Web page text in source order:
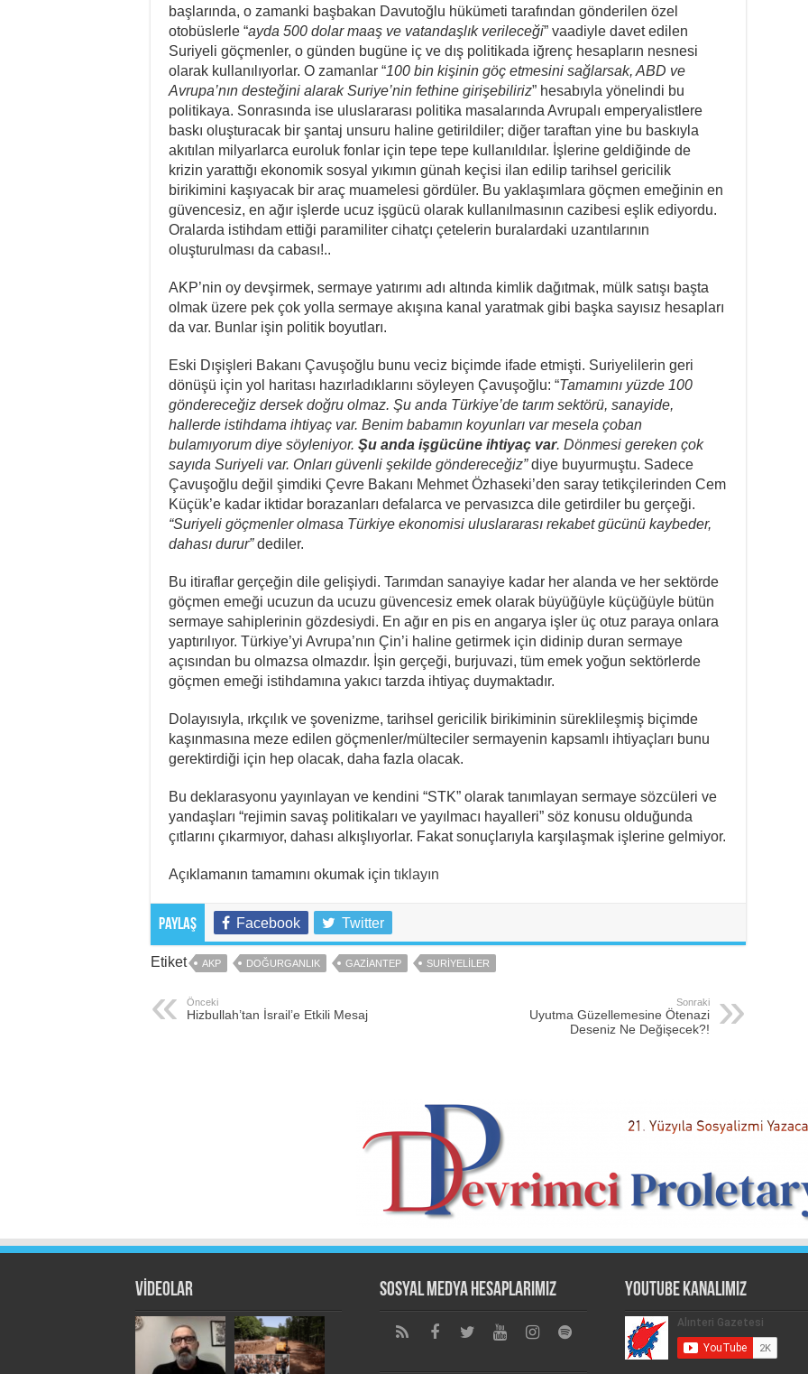
başlarında, o zamanki başbakan Davutoğlu hükümeti tarafından gönderilen özel
otobüslerle “ayda 500 dolar maaş ve vatandaşlık verileceği” vaadiyle davet edilen
Suriyeli göçmenler, o günden bugüne iç ve dış politikada iğrenç hesapların nesnesi
olarak kullanılıyorlar. O zamanlar “100 bin kişinin göç etmesini sağlarsak, ABD ve
Avrupa’nın desteğini alarak Suriye’nin fethine girişebiliriz” hesabıyla yönelindi bu
politikaya. Sonrasında ise uluslararası politika masalarında Avrupalı emperyalistlere
baskı oluşturacak bir şantaj unsuru haline getirildiler; diğer taraftan yine bu baskıyla
akıtılan milyarlarca euroluk fonlar için tepe tepe kullanıldılar. İşlerine geldiğinde de
krizin yarattığı ekonomik sosyal yıkımın günah keçisi ilan edilip tarihsel gericilik
birikimini kaşıyacak bir araç muamelesi gördüler. Bu yaklaşımlara göçmen emeğinin en
güvencesiz, en ağır işlerde ucuz işgücü olarak kullanılmasının cazibesi eşlik ediyordu.
Oralarda istihdam ettiği paramiliter cihatçı çetelerin buralardaki uzantılarının
oluşturulması da cabası!..
AKP’nin oy devşirmek, sermaye yatırımı adı altında kimlik dağıtmak, mülk satışı başta
olmak üzere pek çok yolla sermaye akışına kanal yaratmak gibi başka sayısız hesapları
da var. Bunlar işin politik boyutları.
Eski Dışişleri Bakanı Çavuşoğlu bunu veciz biçimde ifade etmişti. Suriyelilerin geri
dönüşü için yol haritası hazırladıklarını söyleyen Çavuşoğlu: “Tamamını yüzde 100
göndereceğiz dersek doğru olmaz. Şu anda Türkiye’de tarım sektörü, sanayide,
hallerde istihdama ihtiyaç var. Benim babamın koyunları var mesela çoban
bulamıyorum diye söyleniyor. Şu anda işgücüne ihtiyaç var. Dönmesi gereken çok
sayıda Suriyeli var. Onları güvenli şekilde göndereceğiz”diye buyurmuştu. Sadece
Çavuşoğlu değil şimdiki Çevre Bakanı Mehmet Özhaseki’den saray tetikçilerinden Cem
Küçük’e kadar iktidar borazanları defalarca ve pervasızca dile getirdiler bu gerçeği.
“Suriyeli göçmenler olmasa Türkiye ekonomisi uluslararası rekabet gücünü kaybeder,
dahası durur”dediler.
Bu itiraflar gerçeğin dile gelişiydi. Tarımdan sanayiye kadar her alanda ve her sektörde
göçmen emeği ucuzun da ucuzu güvencesiz emek olarak büyüğüyle küçüğüyle bütün
sermaye sahiplerinin gözdesiydi. En ağır en pis en angarya işler üç otuz paraya onlara
yaptırılıyor. Türkiye’yi Avrupa’nın Çin’i haline getirmek için didinip duran sermaye
açısından bu olmazsa olmazdır. İşin gerçeği, burjuvazi, tüm emek yoğun sektörlerde
göçmen emeği istihdamına yakıcı tarzda ihtiyaç duymaktadır.
Dolayısıyla, ırkçılık ve şovenizme, tarihsel gericilik birikiminin süreklileşmiş biçimde
kaşınmasına meze edilen göçmenler/mülteciler sermayenin kapsamlı ihtiyaçları bunu
gerektirdiği için hep olacak, daha fazla olacak.
Bu deklarasyonu yayınlayan ve kendini “STK” olarak tanımlayan sermaye sözcüleri ve
yandaşları “rejimin savaş politikaları ve yayılmacı hayalleri” söz konusu olduğunda
çıtlarını çıkarmıyor, dahası alkışlıyorlar. Fakat sonuçlarıyla karşılaşmak işlerine gelmiyor.
Açıklamanın tamamını okumak için tıklayın
Paylaş Facebook Twitter
Etiket AKP DOĞURGANLIK GAZIANTEP SURIYELILER
Önceki
Hizbullah’tan İsrail’e Etkili Mesaj
Sonraki
Uyutma Güzellemesine Ötenazi
Deseniz Ne Değişecek?!
VİDEOLAR Sosyal Medya Hesaplarımız Youtube Kanalımız